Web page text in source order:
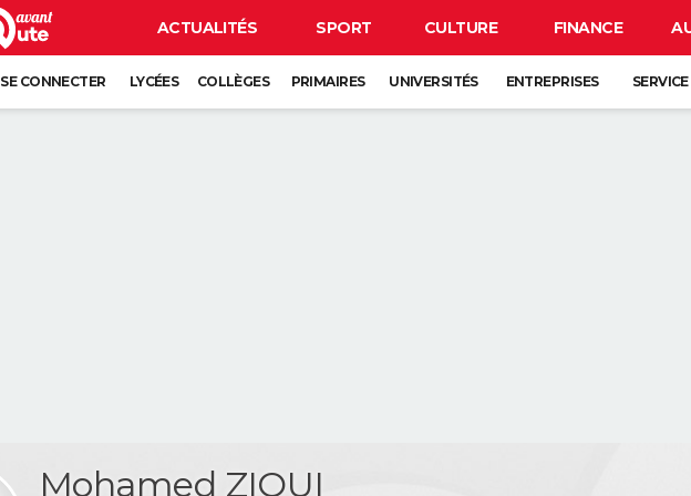
ACTUALITÉS SPORT CULTURE FINANCE
SE CONNECTER LYCÉES COLLÈGES PRIMAIRES UNIVERSITÉS ENTREPRISES
Mohamed ZIOUI